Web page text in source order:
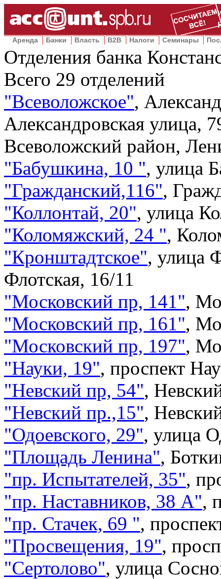
Аренда Банки Власть B2B Налоги Семинары
Отделения банка
Всего 29 отделений
"Всеволожское",
Александровская улица,
Всеволожский район,
"Бабушкина, 10 ", улица
"Гражданский,116",
"Коллонтай, 20", улица
"Коломяжский, 24 ",
"Кронштадтское", улица
Флотская, 16/11
"Московский пр, 141",
"Московский пр, 161",
"Московский пр, 197",
"Науки, 19", проспект
"Невский пр, 54",
"Невский пр.,15",
"Одоевского, 29", улица
"Площадь Ленина",
"пр. Испытателей, 35",
"пр. Наставников, 38 А",
"пр. Стачек, 69 ",
"Просвещения, 19",
"Сертолово", улица